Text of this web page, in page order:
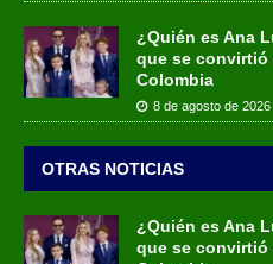
¿Quién es Ana
que se convirtió
Colombia
8 de agosto de 2026
OTRAS NOTICIAS
¿Quién es Ana
que se convirtió